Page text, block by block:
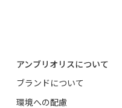
アンブリオリスについて
ブランドについて
環境への配慮